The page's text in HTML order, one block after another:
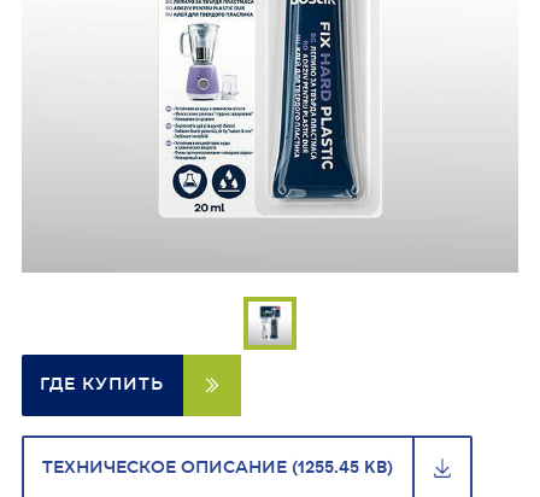
ГДЕ КУПИТЬ
ТЕХНИЧЕСКОЕ ОПИСАНИЕ (1255.45 KB)